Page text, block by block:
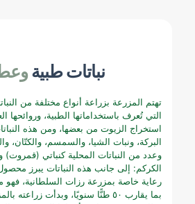
نباتات طبية
تهتم المزرعة بزراعة أنواع مختلفة من
التي تُعرف باستخداماتها الطبية، وروائحها
استخراج الزيوت من بعضها، ومن هذه
البركة، ونبات الشيا، والسمسم، والكتّان،
وعدد من النباتات المحلية كنباتي
الكركم: إلى جانب هذه النباتات يبرز
رعاية خاصة بمزرعة رزات السلطانية،